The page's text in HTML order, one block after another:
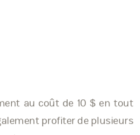
au coût de 10 $ en tout
profiter de plusieurs